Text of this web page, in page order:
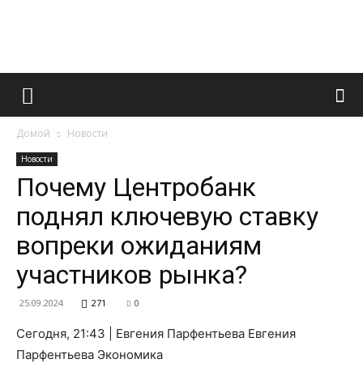
Французский
и
Домой Новости
Новости
Почему Центробанк
поднял ключевую ставку
вопреки ожиданиям
участников рынка?
25.09.2024 271 0
Сегодня, 21:43 | Евгения Парфентьева Евгения
Парфентьева Экономика